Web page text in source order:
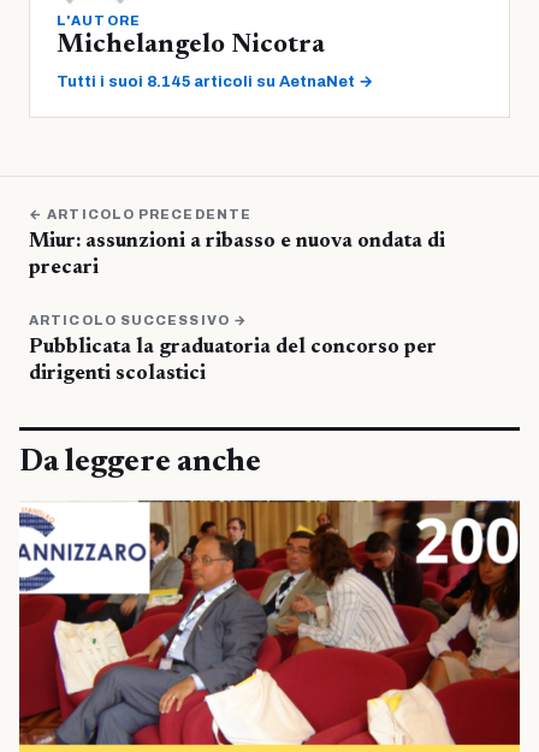
L'AUTORE
Michelangelo Nicotra
Tutti i suoi 8.145 articoli su AetnaNet →
← ARTICOLO PRECEDENTE
Miur: assunzioni a ribasso e nuova ondata di
precari
ARTICOLO SUCCESSIVO →
Pubblicata la graduatoria del concorso per
dirigenti scolastici
Da leggere anche